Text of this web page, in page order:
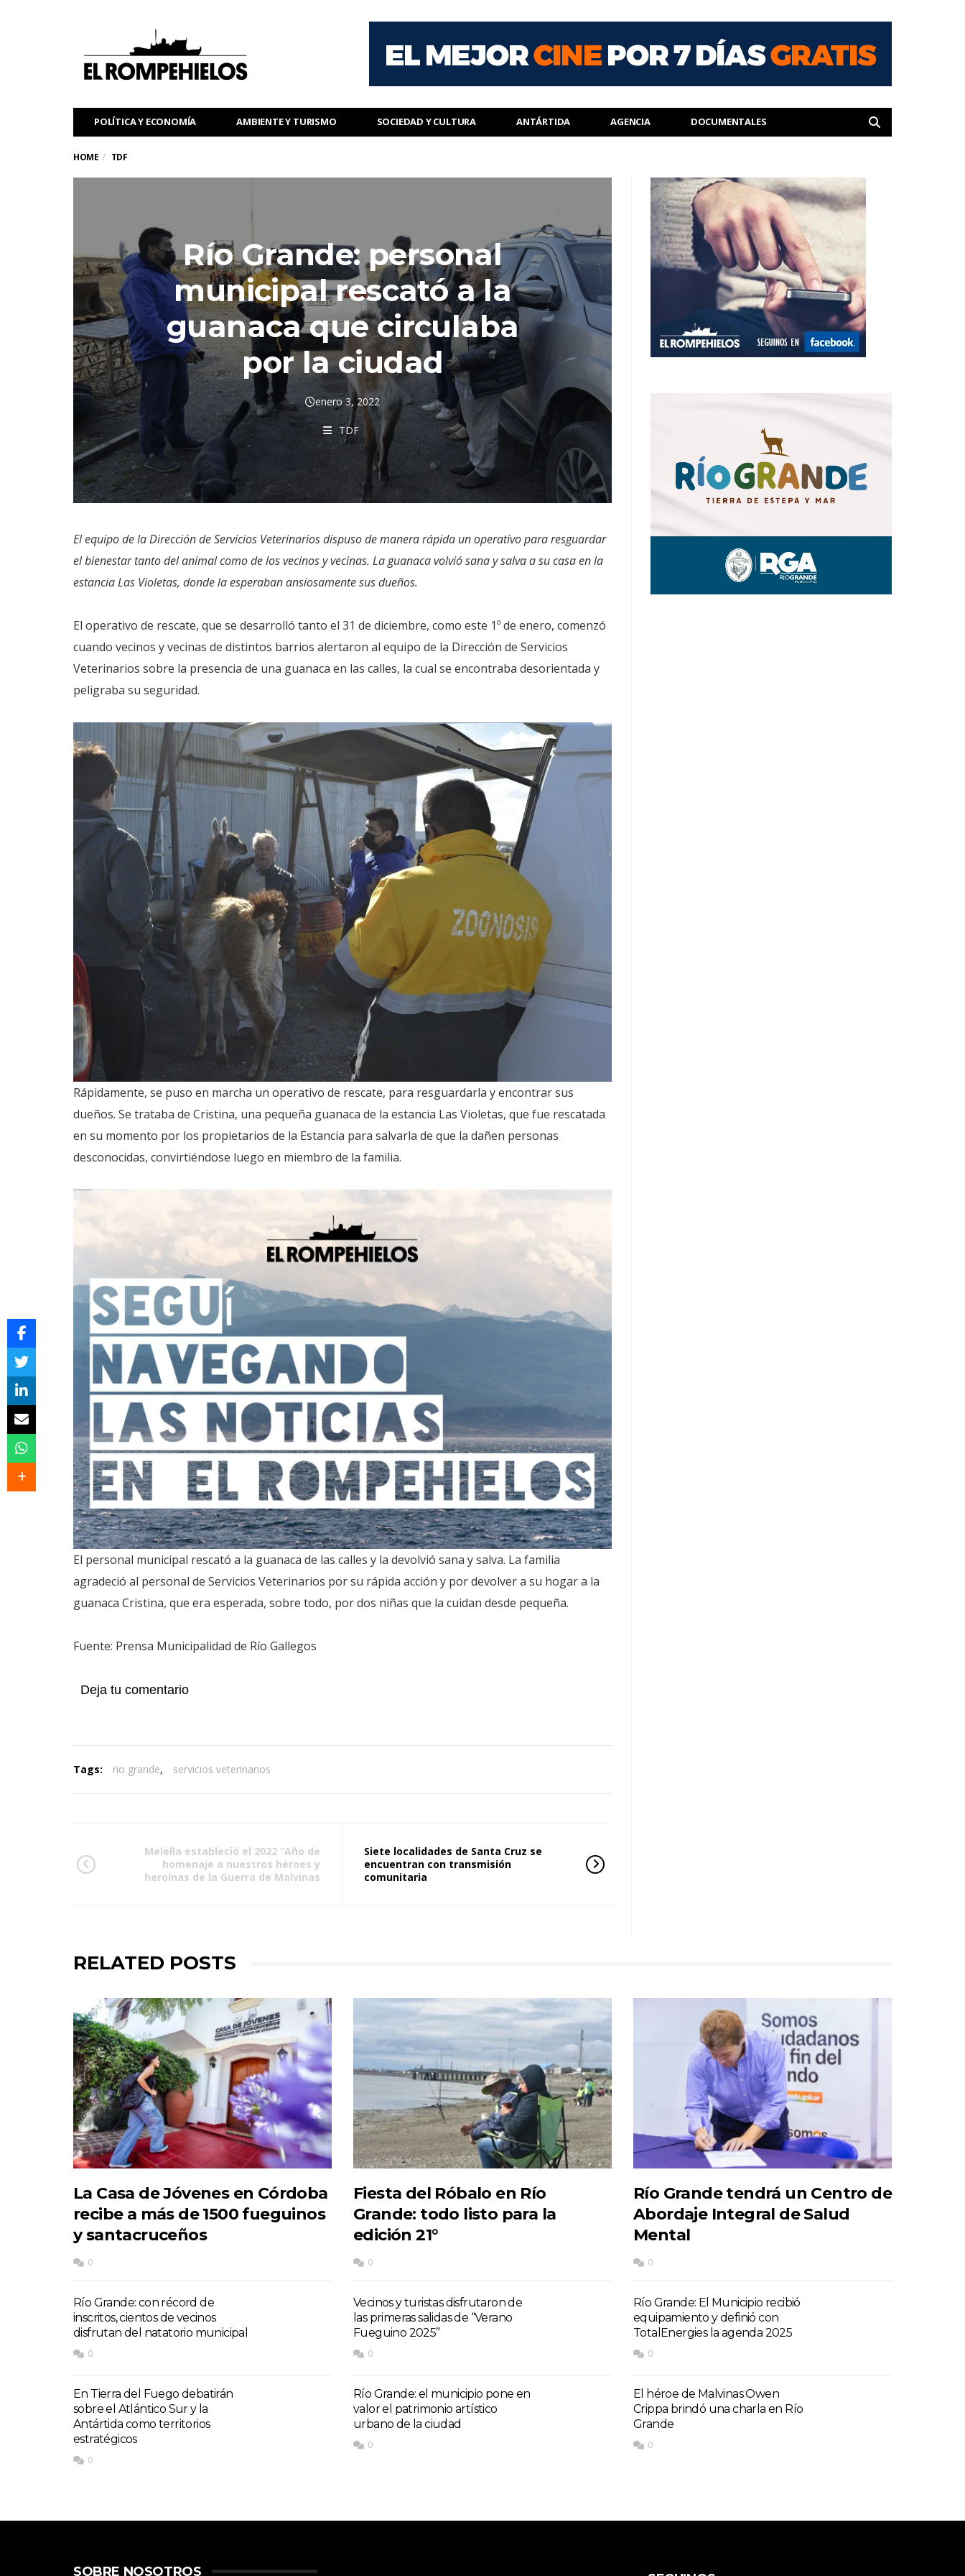
POLÍTICA Y ECONOMÍA AMBIENTE Y TURISMO SOCIEDAD Y CULTURA ANTÁRTIDA AGENCIA DOCUMENTALES
HOME TDF
Río Grande: personal
municipal rescató a la
guanaca que circulaba
por la ciudad
enero 3, 2022
TDF
El equipo de la Dirección de Servicios Veterinarios dispuso de manera rápida un operativo para resguardar
el bienestar tanto del animal como de los vecinos y vecinas. La guanaca volvió sana y salva a su casa en la
estancia Las Violetas, donde la esperaban ansiosamente sus dueños.
El operativo de rescate, que se desarrolló tanto el 31 de diciembre, como este 1º de enero, comenzó
cuando vecinos y vecinas de distintos barrios alertaron al equipo de la Dirección de Servicios
Veterinarios sobre la presencia de una guanaca en las calles, la cual se encontraba desorientada y
peligraba su seguridad.
Rápidamente, se puso en marcha un operativo de rescate, para resguardarla y encontrar sus
dueños. Se trataba de Cristina, una pequeña guanaca de la estancia Las Violetas, que fue rescatada
en su momento por los propietarios de la Estancia para salvarla de que la dañen personas
desconocidas, convirtiéndose luego en miembro de la familia.
El personal municipal rescató a la guanaca de las calles y la devolvió sana y salva. La familia
agradeció al personal de Servicios Veterinarios por su rápida acción y por devolver a su hogar a la
guanaca Cristina, que era esperada, sobre todo, por dos niñas que la cuidan desde pequeña.
Fuente: Prensa Municipalidad de Río Gallegos
Deja tu comentario
Tags: rio grande, servicios veterinarios
Melella estableció el 2022 “Año de
homenaje a nuestros héroes y
heroínas de la Guerra de Malvinas
Siete localidades de Santa Cruz se
encuentran con transmisión
comunitaria
RELATED POSTS
La Casa de Jóvenes en Córdoba
recibe a más de 1500 fueguinos
y santacruceños
0
Río Grande: con récord de
inscritos, cientos de vecinos
disfrutan del natatorio municipal
0
En Tierra del Fuego debatirán
sobre el Atlántico Sur y la
Antártida como territorios
estratégicos
0
Fiesta del Róbalo en Río
Grande: todo listo para la
edición 21°
0
Vecinos y turistas disfrutaron de
las primeras salidas de “Verano
Fueguino 2025”
0
Río Grande: el municipio pone en
valor el patrimonio artístico
urbano de la ciudad
0
Río Grande tendrá un Centro de
Abordaje Integral de Salud
Mental
0
Río Grande: El Municipio recibió
equipamiento y definió con
TotalEnergies la agenda 2025
0
El héroe de Malvinas Owen
Crippa brindó una charla en Río
Grande
0
SOBRE NOSOTROS